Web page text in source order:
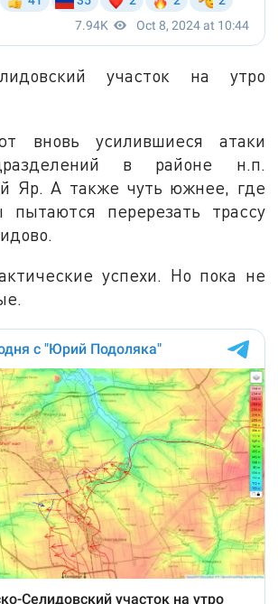
участок на утро
вновь усилившиеся атаки
в районе н.п.
Яр. А также чуть южнее, где
пытаются перерезать трассу
успехи. Но пока не